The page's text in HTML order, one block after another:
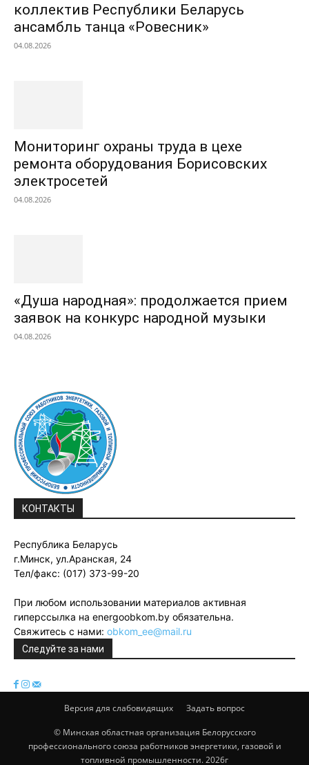
коллектив Республики Беларусь
ансамбль танца «Ровесник»
04.08.2026
Мониторинг охраны труда в цехе
ремонта оборудования Борисовских
электросетей
04.08.2026
«Душа народная»: продолжается прием
заявок на конкурс народной музыки
04.08.2026
КОНТАКТЫ
Республика Беларусь
г.Минск, ул.Аранская, 24
Тел/факс: (017) 373-99-20
При любом использовании материалов активная
гиперссылка на energoobkom.by обязательна.
Свяжитесь с нами: obkom_ee@mail.ru
Следуйте за нами
Версия для слабовидящих Задать вопрос
© Минская областная организация Белорусского
профессионального союза работников энергетики, газовой и
топливной промышленности. 2026г